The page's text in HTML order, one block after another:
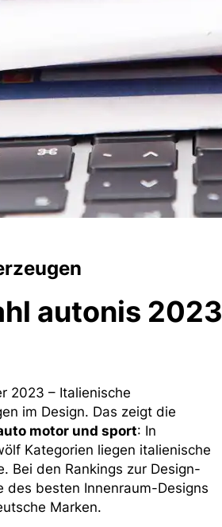
autonis 2023
2023 – Italienische
im Design. Das zeigt die
motor und sport: In
Kategorien liegen italienische
Bei den Rankings zur Design-
des besten Innenraum-Designs
Marken.